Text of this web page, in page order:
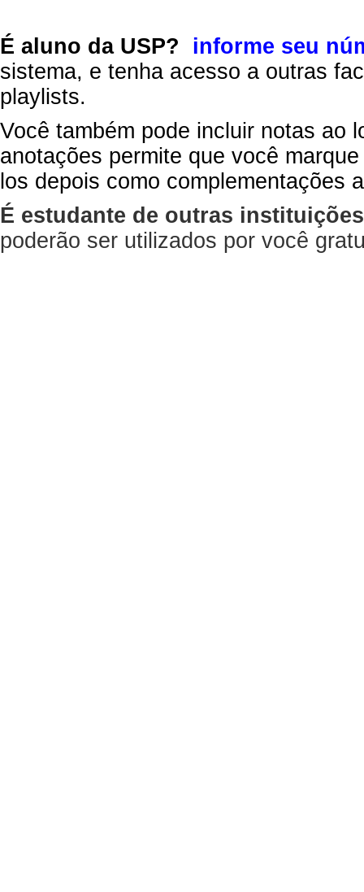
É aluno da USP?
informe seu
sistema, e tenha acesso a outras
playlists.
Você também pode incluir notas ao
anotações permite que você
los depois como complementações
É estudante de outras
poderão ser utilizados por você